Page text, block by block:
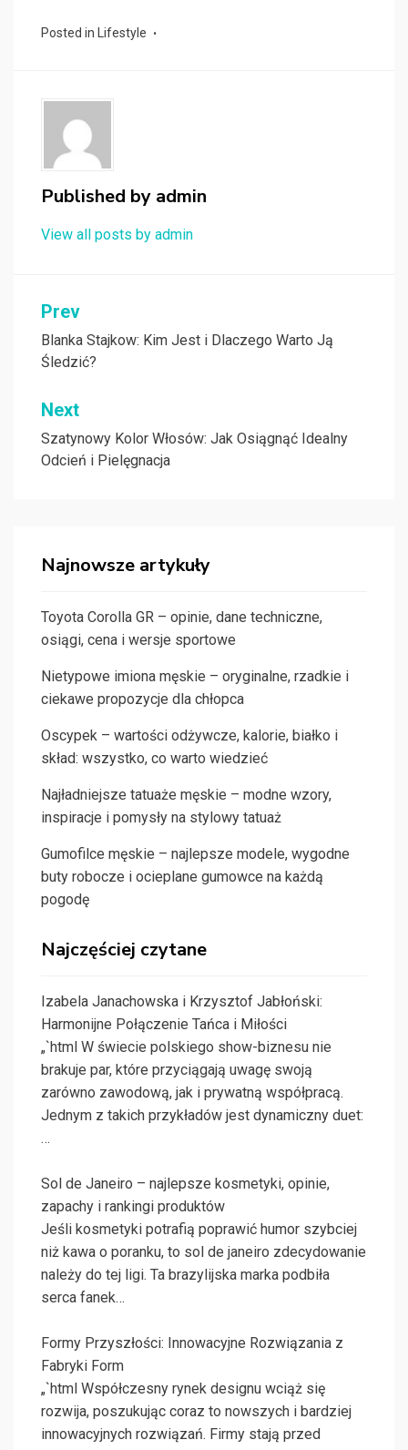
Posted in Lifestyle
Published by admin
View all posts by admin
Nawigacja
wpisu
Prev
Blanka Stajkow: Kim Jest i Dlaczego Warto Ją
Śledzić?
Next
Szatynowy Kolor Włosów: Jak Osiągnąć Idealny
Odcień i Pielęgnacja
Najnowsze artykuły
Toyota Corolla GR – opinie, dane techniczne,
osiągi, cena i wersje sportowe
Nietypowe imiona męskie – oryginalne, rzadkie i
ciekawe propozycje dla chłopca
Oscypek – wartości odżywcze, kalorie, białko i
skład: wszystko, co warto wiedzieć
Najładniejsze tatuaże męskie – modne wzory,
inspiracje i pomysły na stylowy tatuaż
Gumofilce męskie – najlepsze modele, wygodne
buty robocze i ocieplane gumowce na każdą
pogodę
Najczęściej czytane
Izabela Janachowska i Krzysztof Jabłoński:
Harmonijne Połączenie Tańca i Miłości
„`html W świecie polskiego show-biznesu nie
brakuje par, które przyciągają uwagę swoją
zarówno zawodową, jak i prywatną współpracą.
Jednym z takich przykładów jest dynamiczny duet:
…
Sol de Janeiro – najlepsze kosmetyki, opinie,
zapachy i rankingi produktów
Jeśli kosmetyki potrafią poprawić humor szybciej
niż kawa o poranku, to sol de janeiro zdecydowanie
należy do tej ligi. Ta brazylijska marka podbiła
serca fanek…
Formy Przyszłości: Innowacyjne Rozwiązania z
Fabryki Form
„`html Współczesny rynek designu wciąż się
rozwija, poszukując coraz to nowszych i bardziej
innowacyjnych rozwiązań. Firmy stają przed